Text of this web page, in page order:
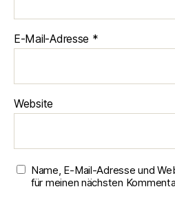
E-Mail-Adresse *
Website
Name, E-Mail-Adresse und
für meinen nächsten